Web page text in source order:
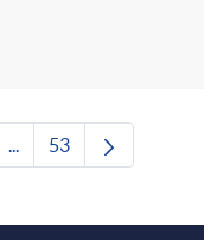
Utilitzeu TAB per
...Pàgines intermèdies
Pàgina
53